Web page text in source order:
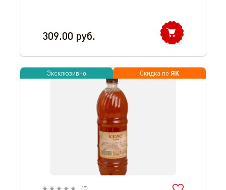
309.00 руб.
Эксклюзивно Скидка по ЯК
(0)